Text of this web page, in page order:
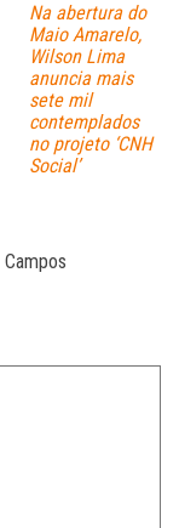
Na abertura do
Maio Amarelo,
Wilson Lima
anuncia mais
sete mil
contemplados
no projeto ‘CNH
Social’
Campos